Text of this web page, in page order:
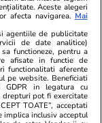
Locuri de muncă
Imobiliare.ro
Jobradar24
Imoradar24
Colecții Libertatea
821/25.09.2025.
Aceste alegeri
afecta navigarea. Mai
agentiile de publicitate
de date analitice)
functioneze, pentru a
afisate in functie de
functionalitati aferente
pe website. Beneficiati
in legatura cu
drepturi pot fi exercitate
TOATE”, acceptati
implica inclusiv acceptul